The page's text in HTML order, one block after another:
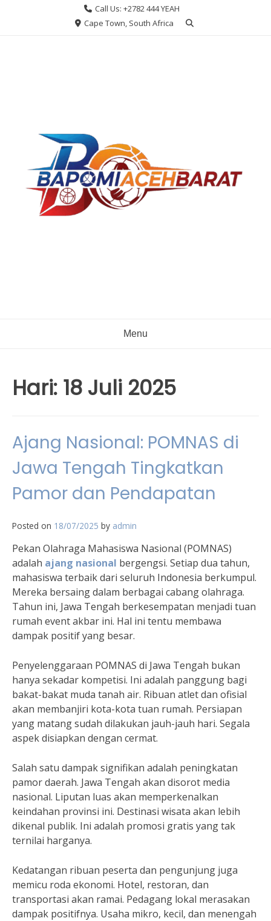
Call Us: +2782 444 YEAH
Cape Town, South Africa
Menu
Hari: 18 Juli 2025
Ajang Nasional: POMNAS di
Jawa Tengah Tingkatkan
Pamor dan Pendapatan
Posted on 18/07/2025 by admin
Pekan Olahraga Mahasiswa Nasional (POMNAS)
adalah ajang nasional bergengsi. Setiap dua tahun,
mahasiswa terbaik dari seluruh Indonesia berkumpul.
Mereka bersaing dalam berbagai cabang olahraga.
Tahun ini, Jawa Tengah berkesempatan menjadi tuan
rumah event akbar ini. Hal ini tentu membawa
dampak positif yang besar.
Penyelenggaraan POMNAS di Jawa Tengah bukan
hanya sekadar kompetisi. Ini adalah panggung bagi
bakat-bakat muda tanah air. Ribuan atlet dan ofisial
akan membanjiri kota-kota tuan rumah. Persiapan
yang matang sudah dilakukan jauh-jauh hari. Segala
aspek disiapkan dengan cermat.
Salah satu dampak signifikan adalah peningkatan
pamor daerah. Jawa Tengah akan disorot media
nasional. Liputan luas akan memperkenalkan
keindahan provinsi ini. Destinasi wisata akan lebih
dikenal publik. Ini adalah promosi gratis yang tak
ternilai harganya.
Kedatangan ribuan peserta dan pengunjung juga
memicu roda ekonomi. Hotel, restoran, dan
transportasi akan ramai. Pedagang lokal merasakan
dampak positifnya. Usaha mikro, kecil, dan menengah